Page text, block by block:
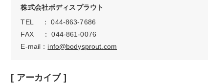
株式会社ボディスプラウト
TEL ： 044-863-7686
FAX ： 044-861-0076
E-mail： info@bodysprout.com
[ アーカイブ ]